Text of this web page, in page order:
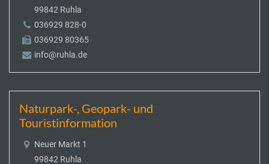
99842 Ruhla
036929 828-0
036929 80365
info@ruhla.de
Naturpark-, Geopark- und
Touristinformation
Neuer Markt 1
99842 Ruhla